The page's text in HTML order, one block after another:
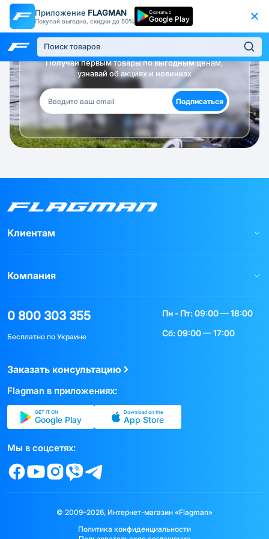
Приложение FLAGMAN
Покупай выгодно, скидки до 50%
Скачать с
Google Play
Будь в курсе!
Получай первым товары по выгодным ценам,
узнавай об акциях и новинках
Подписаться
Клиентам
Компания
0 800 303 355
Бесплатно по Украине
Пн - Пт: 09:00 — 18:00
Сб: 09:00 — 17:00
Заказать консультацию
Flagman в приложениях:
GET IT ON
Google Play
Download on the
App Store
Мы в соцсетях:
© 2009–2026, Интернет-магазин «Flagman»
Политика конфиденциальности